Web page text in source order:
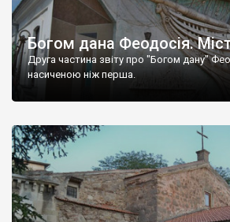
Богом дана Феодосія.
Друга частина звіту про "Богом дану"
насиченою ніж перша.